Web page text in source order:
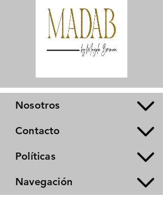
Nosotros
Contacto
Políticas
Navegación